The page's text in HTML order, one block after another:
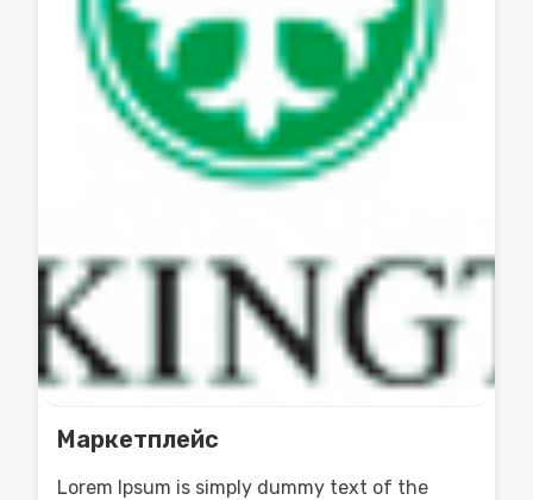
Маркетплейс
Lorem Ipsum is simply dummy text of the